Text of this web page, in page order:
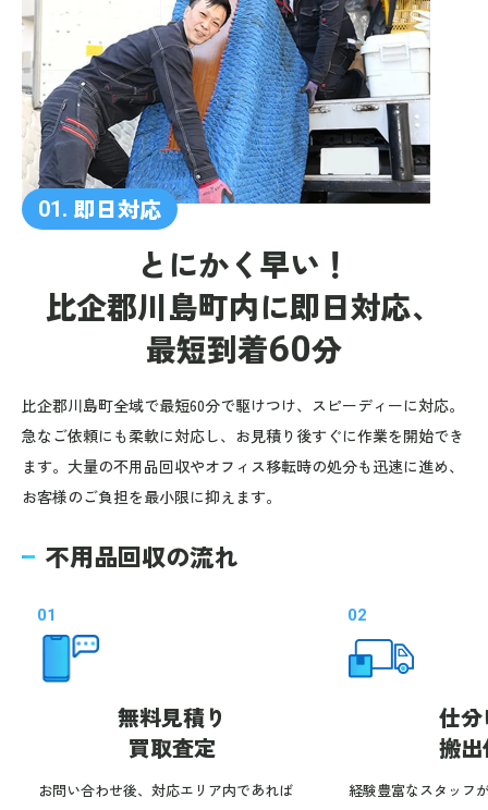
01. 即日対応
とにかく早い！
比企郡川島町内に即日対応、
最短到着60分
比企郡川島町全域で最短60分で駆けつけ、スピーディーに対応。
急なご依頼にも柔軟に対応し、お見積り後すぐに作業を開始でき
ます。大量の不用品回収やオフィス移転時の処分も迅速に進め、
お客様のご負担を最小限に抑えます。
不用品回収の流れ
01
無料見積り
買取査定
お問い合わせ後、対応エリア内であれば
02
仕
搬
経験豊富なスタッフ